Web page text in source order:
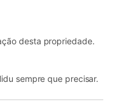
desta propriedade.
sempre que precisar.